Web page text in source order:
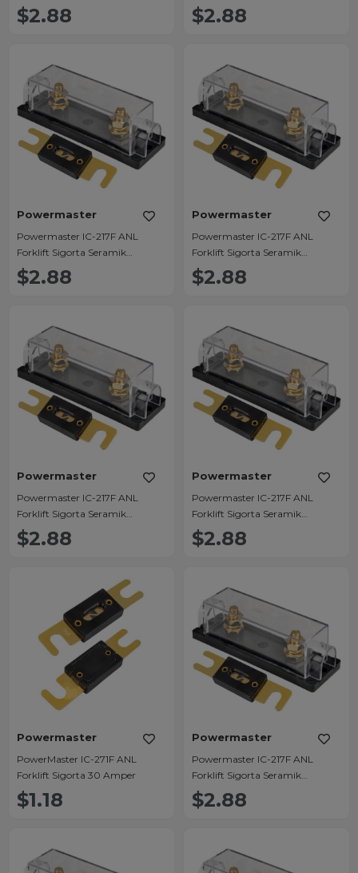
Amper
$2.88
150Amper
$2.88
Powermaster
Powermaster IC-217F ANL
Forklift Sigorta Seramik
450Amper
$2.88
Powermaster
Powermaster IC-217F ANL
Forklift Sigorta Seramik
100Amper
$2.88
Powermaster
Powermaster IC-217F ANL
Forklift Sigorta Seramik
125Amper
$2.88
Powermaster
Powermaster IC-217F ANL
Forklift Sigorta Seramik
300Amper
$2.88
Powermaster
PowerMaster IC-271F ANL
Forklift Sigorta 30 Amper
$1.18
Powermaster
Powermaster IC-217F ANL
Forklift Sigorta Seramik
200Amper
$2.88